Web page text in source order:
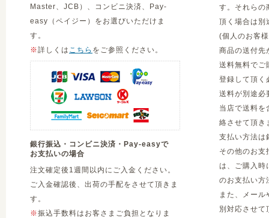
Master、JCB）、コンビニ決済、Pay-
easy（ペイジー）をお選びいただけま
す。
※詳しくは こちら をご参照ください。
銀行振込・コンビニ決済・Pay-easyで
お支払いの場合
注文確定後1週間以内にご入金ください。
ご入金確認後、出荷の手配をさせて頂きま
す。
※振込手数料はお客さまご負担となりま
す。それらの
頂く場合は別
(個人のお客
商品の送付先
送料無料でご
登録して頂く
送料が別途必
当店で送料を
絡させて頂き
支払い方法は
その他のお支
は、ご購入時
のお支払い方
また、メー
別対応させて